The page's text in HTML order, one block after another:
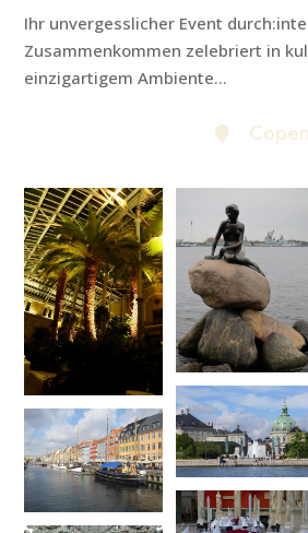
Ihr unvergesslicher Event
Zusammenkommen zelebriert in
einzigartigem Ambiente...
